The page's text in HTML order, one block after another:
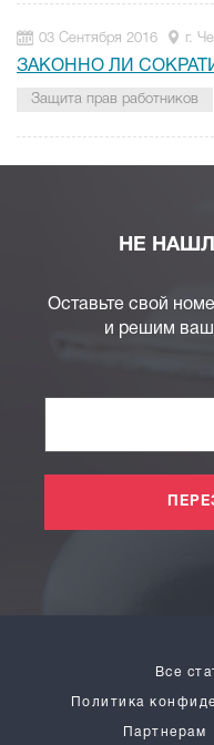
03 Сентября 2016 г.
ЗАКОННО ЛИ
Защита прав работников
НЕ
Оставьте свой
и решим ваш
Все
Политика
Партнерам